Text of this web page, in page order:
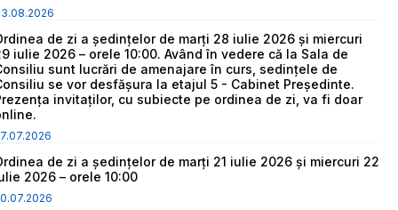
de zi a ședințelor de marți 28 iulie 2026 și miercuri
iulie 2026 – orele 10:00. Având în vedere că la Sala de
sunt lucrări de amenajare în curs, sedințele de
se vor desfășura la etajul 5 - Cabinet Președinte.
invitaților, cu subiecte pe ordinea de zi, va fi doar
de zi a ședințelor de marți 21 iulie 2026 și miercuri 22
2026 – orele 10:00